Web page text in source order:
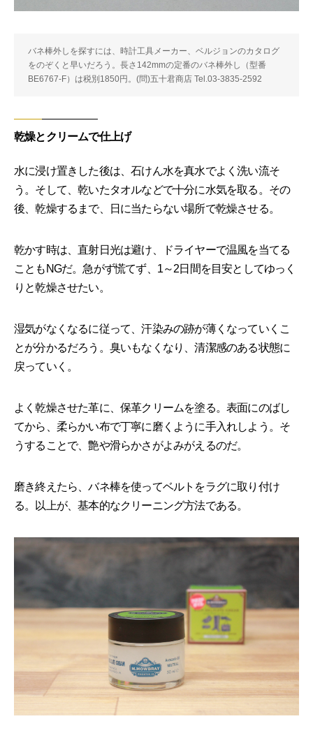
バネ棒外しを探すには、時計工具メーカー、ベルジョンのカタログ
をのぞくと早いだろう。長さ142mmの定番のバネ棒外し（型番
BE6767-F）は税別1850円。(問)五十君商店 Tel.03-3835-2592
乾燥とクリームで仕上げ
水に浸け置きした後は、石けん水を真水でよく洗い流そ
う。そして、乾いたタオルなどで十分に水気を取る。その
後、乾燥するまで、日に当たらない場所で乾燥させる。
乾かす時は、直射日光は避け、ドライヤーで温風を当てる
こともNGだ。急がず慌てず、1～2日間を目安としてゆっく
りと乾燥させたい。
湿気がなくなるに従って、汗染みの跡が薄くなっていくこ
とが分かるだろう。臭いもなくなり、清潔感のある状態に
戻っていく。
よく乾燥させた革に、保革クリームを塗る。表面にのばし
てから、柔らかい布で丁寧に磨くように手入れしよう。そ
うすることで、艶や滑らかさがよみがえるのだ。
磨き終えたら、バネ棒を使ってベルトをラグに取り付け
る。以上が、基本的なクリーニング方法である。